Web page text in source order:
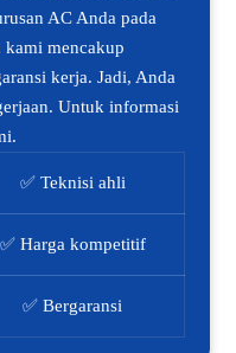
AC Anda pada
mencakup
kerja. Jadi, Anda
Untuk informasi
✅ Teknisi ahli
✅ Harga kompetitif
✅ Bergaransi